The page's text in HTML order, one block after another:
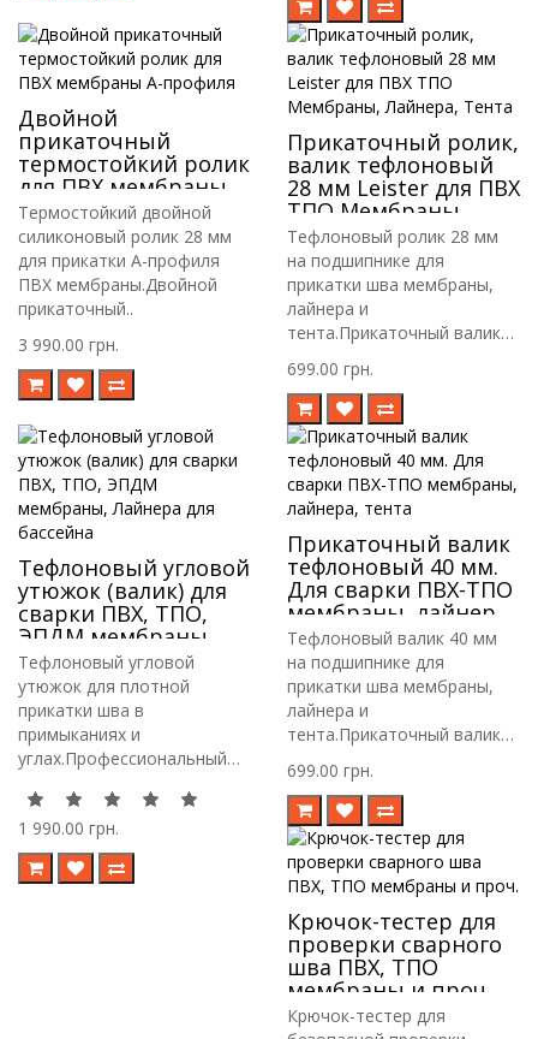
Двойной
прикаточный
термостойкий ролик
для ПВХ мембраны
А-профиля
Термостойкий двойной
силиконовый ролик 28 мм
для прикатки А-профиля
ПВХ мембраны.Двойной
прикаточный..
3 990.00 грн.
Прикаточный ролик,
валик тефлоновый
28 мм Leister для ПВХ
ТПО Мембраны,
Лайнера, Тента
Тефлоновый ролик 28 мм
на подшипнике для
прикатки шва мембраны,
лайнера и
тента.Прикаточный валик
699.00 грн.
Тефлоновый угловой
утюжок (валик) для
сварки ПВХ, ТПО,
ЭПДМ мембраны,
Лайнера для
бассейна
Тефлоновый угловой
утюжок для плотной
прикатки шва в
примыканиях и
углах.Профессиональный
1 990.00 грн.
Прикаточный валик
тефлоновый 40 мм.
Для сварки ПВХ-ТПО
мембраны, лайнера,
тента
Тефлоновый валик 40 мм
на подшипнике для
прикатки шва мембраны,
лайнера и
тента.Прикаточный валик
699.00 грн.
Крючок-тестер для
проверки сварного
шва ПВХ, ТПО
мембраны и проч.
Крючок-тестер для